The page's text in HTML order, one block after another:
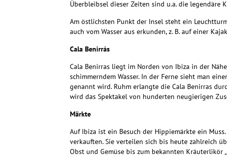
Überbleibsel dieser Zeiten sind u.a. die legendäre
Am östlichsten Punkt der Insel steht ein
auch vom Wasser aus erkunden, z. B. auf einer
Cala Benirrás
Cala Benirras liegt im Norden von Ibiza in der
schimmerndem Wasser. In der Ferne sieht man
genannt wird. Ruhm erlangte die Cala Benirras
wird das Spektakel von hunderten neugierigen
Märkte
Auf Ibiza ist ein Besuch der Hippiemärkte ein
verkauften.Sie verteilen sich bis heute zahlreich
Obst und Gemüse bis zum bekannten Kräuterlikör